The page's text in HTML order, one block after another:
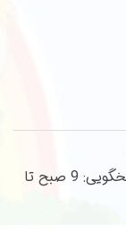
شماره تماس: 01333570388 - ساعت پاسخگویی: 9 صبح تا